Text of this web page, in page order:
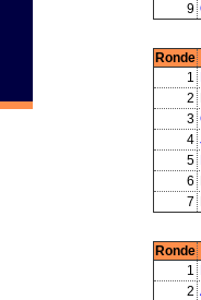
9
Ronde
1
2
3
4
5
6
7
Ronde
1
2